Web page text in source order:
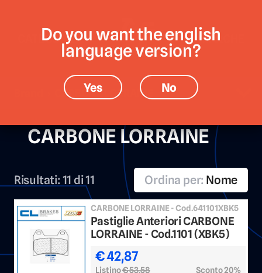
CATEGORIE MARCHE
Brand › CARBONE LORRAINE
CARBONE LORRAINE
Ordina per: Nome
Risultati:11 di 11
CARBONE LORRAINE - Cod.641101XBK5
Pastiglie Anteriori CARBONE
LORRAINE - Cod.1101 (XBK5)
€ 42,87
Listino€ 53,58 Sconto 20%
Do you want the english
language version?
Yes No